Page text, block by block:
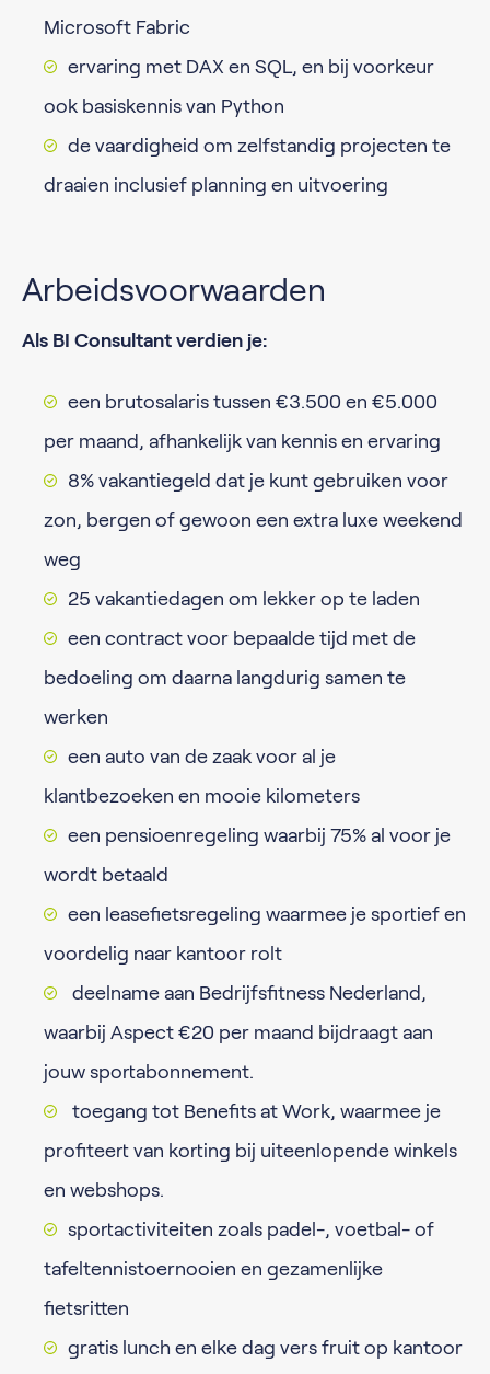
Microsoft Fabric
ervaring met DAX en SQL, en bij voorkeur
ook basiskennis van Python
de vaardigheid om zelfstandig projecten te
draaien inclusief planning en uitvoering
Arbeidsvoorwaarden
Als BI Consultant verdien je:
een brutosalaris tussen €3.500 en €5.000
per maand, afhankelijk van kennis en ervaring
8% vakantiegeld dat je kunt gebruiken voor
zon, bergen of gewoon een extra luxe weekend
weg
25 vakantiedagen om lekker op te laden
een contract voor bepaalde tijd met de
bedoeling om daarna langdurig samen te
werken
een auto van de zaak voor al je
klantbezoeken en mooie kilometers
een pensioenregeling waarbij 75% al voor je
wordt betaald
een leasefietsregeling waarmee je sportief en
voordelig naar kantoor rolt
deelname aan Bedrijfsfitness Nederland,
waarbij Aspect €20 per maand bijdraagt aan
jouw sportabonnement.
toegang tot Benefits at Work, waarmee je
profiteert van korting bij uiteenlopende winkels
en webshops.
sportactiviteiten zoals padel-, voetbal- of
tafeltennistoernooien en gezamenlijke
fietsritten
gratis lunch en elke dag vers fruit op kantoor